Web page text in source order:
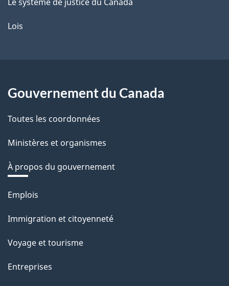
Lois
Gouvernement du Canada
Toutes les coordonnées
Ministères et organismes
À propos du gouvernement
Thèmes
sujets
Emplois
Immigration et citoyenneté
Voyage et tourisme
Entreprises